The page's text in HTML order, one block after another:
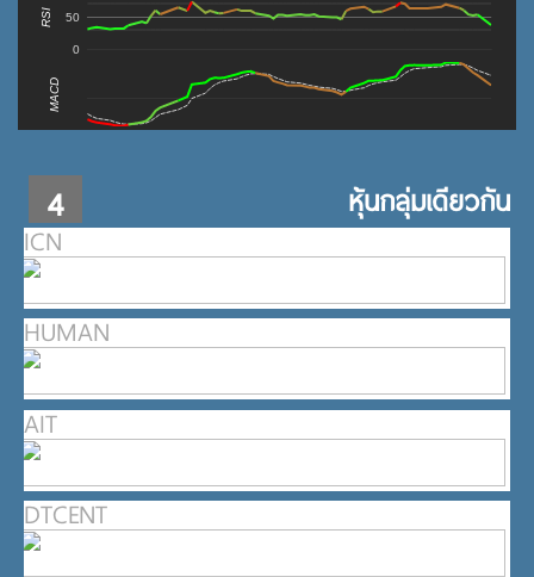
0
50
RSI
MACD
4 หุ้นกลุ่มเดียวกัน
ICN
HUMAN
AIT
DTCENT